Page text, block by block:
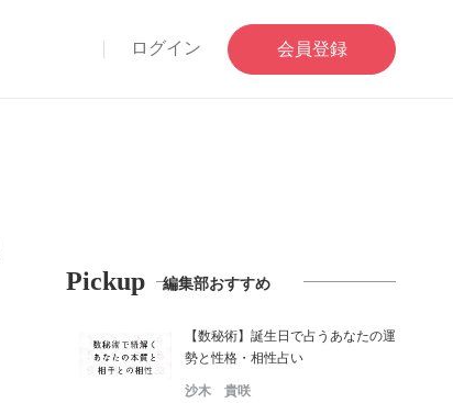
ログイン 会員登録
Pickup 編集部おすすめ
【数秘術】誕生日で占うあなたの運
勢と性格・相性占い
沙木 貴咲